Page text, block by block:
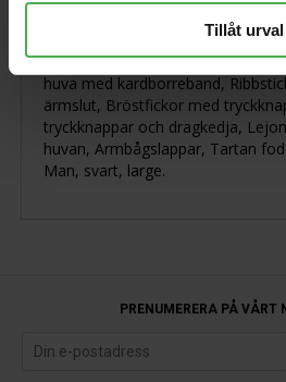
Tillåt urval
Varm vinterjacka för män, 100%
stoppning 100% polyester,
bröstet, Emblem på höger ärm,
huva med kardborreband,
ärmslut, Bröstfickor med
tryckknappar och dragkedja,
huvan, Armbågslappar, Tartan
Man, svart, large.
PRENUMERERA PÅ VÅRT